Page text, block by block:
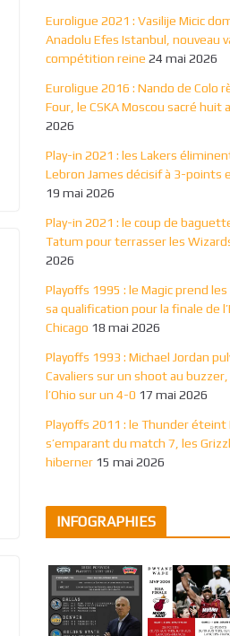
Euroligue 2021 : Vasilije Micic
Anadolu Efes Istanbul, nouveau
compétition reine 24 mai 2026
Euroligue 2016 : Nando de Colo
Four, le CSKA Moscou sacré huit
2026
Play-in 2021 : les Lakers
Lebron James décisif à 3-points
19 mai 2026
Play-in 2021 : le coup de
Tatum pour terrasser les
2026
Playoffs 1995 : le Magic prend les
sa qualification pour la finale de
Chicago 18 mai 2026
Playoffs 1993 : Michael Jordan
Cavaliers sur un shoot au
l’Ohio sur un 4-0 17 mai 2026
Playoffs 2011 : le Thunder éteint
s’emparant du match 7, les
hiberner 15 mai 2026
INFOGRAPHIES